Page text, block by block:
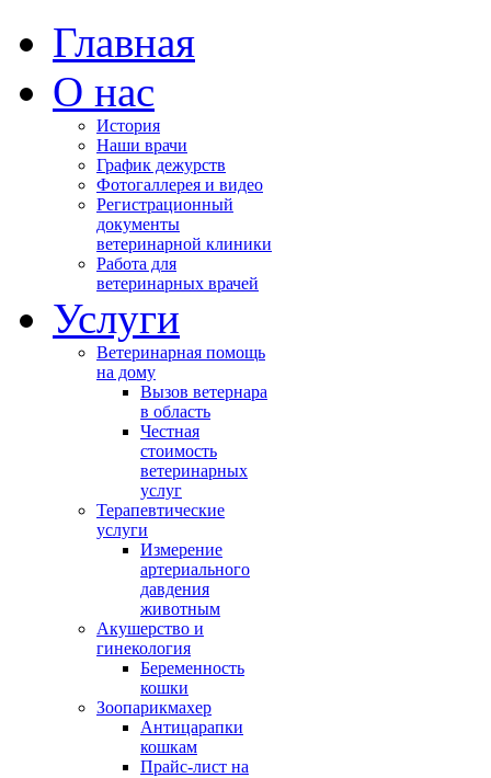
Главная
О нас
История
Наши врачи
График дежурств
Фотогаллерея и видео
Регистрационный
документы
ветеринарной клиники
Работа для
ветеринарных врачей
Услуги
Ветеринарная помощь
на дому
Вызов ветернара
в область
Честная
стоимость
ветеринарных
услуг
Терапевтические
услуги
Измерение
артериального
давдения
животным
Акушерство и
гинекология
Беременность
кошки
Зоопарикмахер
Антицарапки
кошкам
Прайс-лист на